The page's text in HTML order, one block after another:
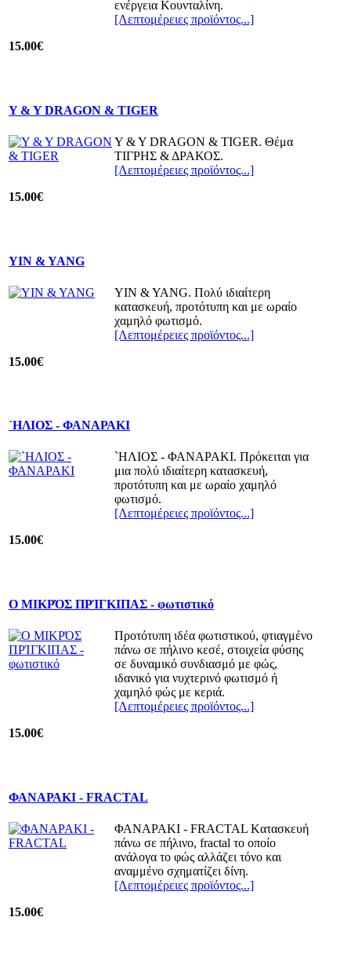
ενέργεια Κουνταλίνη.
[Λεπτομέρειες προϊόντος...]
15.00€
Y & Y DRAGON & TIGER
Y & Y DRAGON & TIGER. Θέμα
ΤΙΓΡΗΣ & ΔΡΑΚΟΣ.
[Λεπτομέρειες προϊόντος...]
15.00€
YIN & YANG
YIN & YANG. Πολύ ιδιαίτερη
κατασκευή, προτότυπη και με ωραίο
χαμηλό φωτισμό.
[Λεπτομέρειες προϊόντος...]
15.00€
`ΗΛΙΟΣ - ΦΑΝΑΡΑΚΙ
`ΗΛΙΟΣ - ΦΑΝΑΡΑΚΙ. Πρόκειται για
μια πολύ ιδιαίτερη κατασκευή,
προτότυπη και με ωραίο χαμηλό
φωτισμό.
[Λεπτομέρειες προϊόντος...]
15.00€
Ο ΜΙΚΡΌΣ ΠΡΊΓΚΙΠΑΣ - φωτιστικό
Προτότυπη ιδέα φωτιστικού, φτιαγμένο
πάνω σε πήλινο κεσέ, στοιχεία φύσης
σε δυναμικό συνδιασμό με φώς,
ιδανικό για νυχτερινό φωτισμό ή
χαμηλό φώς με κεριά.
[Λεπτομέρειες προϊόντος...]
15.00€
ΦΑΝΑΡΑΚΙ - FRACTAL
ΦΑΝΑΡΑΚΙ - FRACTAL Kατασκευή
πάνω σε πήλινο, fractal το οποίο
ανάλογα το φώς αλλάζει τόνο και
αναμμένο σχηματίζει δίνη.
[Λεπτομέρειες προϊόντος...]
15.00€